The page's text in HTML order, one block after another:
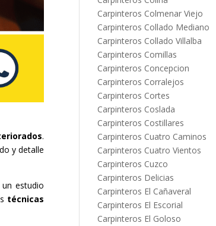
.
y detalle
estudio
técnicas
Carpinteros Colmenar Viejo
Carpinteros Collado Mediano
Carpinteros Collado Villalba
Carpinteros Comillas
Carpinteros Concepcion
Carpinteros Corralejos
Carpinteros Cortes
Carpinteros Coslada
Carpinteros Costillares
Carpinteros Cuatro Caminos
Carpinteros Cuatro Vientos
Carpinteros Cuzco
Carpinteros Delicias
Carpinteros El Cañaveral
Carpinteros El Escorial
Carpinteros El Goloso